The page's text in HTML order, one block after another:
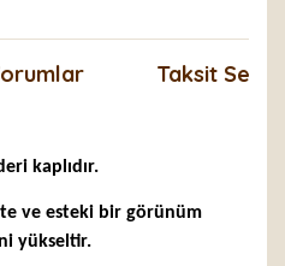
Taksit
kaplıdır.
ve esteki bir görünüm
yükseltir.